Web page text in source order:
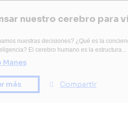
nuestro cerebro para
nuestras decisiones? ¿Qué es la
El cerebro humano es la estructura...
Manes
más Compartir